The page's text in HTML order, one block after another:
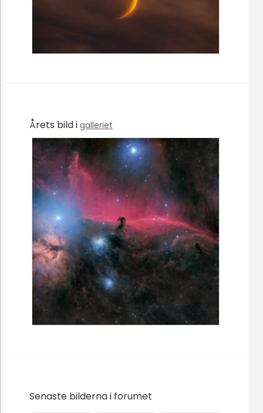
Årets bild i galleriet
Senaste bilderna i forumet